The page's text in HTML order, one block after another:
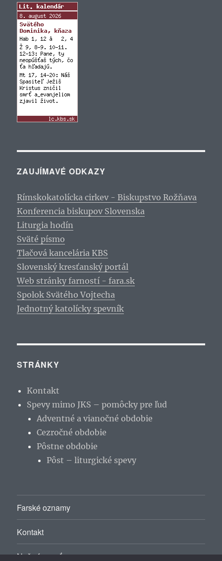
ZAUJÍMAVÉ ODKAZY
Rímskokatolícka cirkev - Biskupstvo Rožňava
Konferencia biskupov Slovenska
Liturgia hodín
Sväté písmo
Tlačová kancelária KBS
Slovenský kresťanský portál
Web stránky farností - fara.sk
Spolok Svätého Vojtecha
Jednotný katolícky spevník
STRÁNKY
Kontakt
Spevy mimo JKS – pomôcky pre ľud
Adventné a vianočné obdobie
Cezročné obdobie
Pôstne obdobie
Pôst – liturgické spevy
Farské oznamy
Kontakt
Naša farnosť